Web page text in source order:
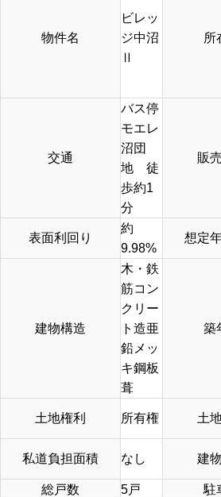
物件名
ビレッ
ジ中沼
Ⅱ
所
交通
バス停
モエレ
沼団
地 徒
歩約1
分
販
表面利回り
約
9.98%
想定
建物構造
木・鉄
筋コン
クリー
ト造亜
鉛メッ
キ鋼板
葺
築
土地権利 所有権 土
私道負担面積 なし 建
総戸数
5戸 駐